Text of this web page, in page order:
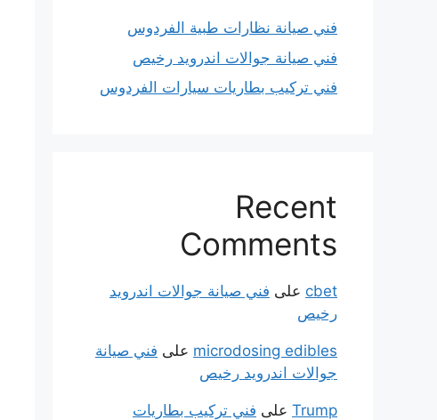
فني صيانة نظارات طبية الفردوس
فني صيانة جوالات اندرويد رخيص
فني تركيب بطاريات سيارات الفردوس
Recent
Comments
cbet على فني صيانة جوالات اندرويد
رخيص
microdosing edibles على فني صيانة
جوالات اندرويد رخيص
Trump على فني تركيب بطاريات